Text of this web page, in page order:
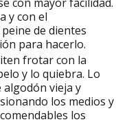
y con el
de dientes
para hacerlo.
frotar con la
y lo quiebra. Lo
vieja y
los medios y
los